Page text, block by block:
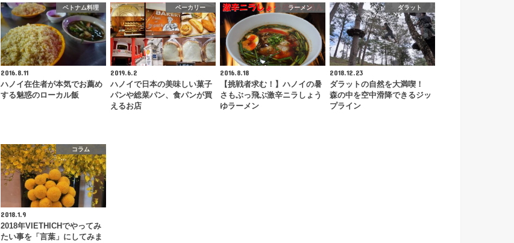
ベトナム料理
2016.8.11
ハノイ在住者が本気でお薦め
する魅惑のローカル飯
ベーカリー
2019.6.2
ハノイで日本の美味しい菓子
パンや総菜パン、食パンが買
えるお店
ラーメン
2016.8.18
【挑戦者求む！】ハノイの暑
さもぶっ飛ぶ激辛ニラしょう
ゆラーメン
ダラット
2018.12.23
ダラットの自然を大満喫！
森の中を空中滑降できるジッ
プライン
コラム
2018.1.9
2018年VIETHICHでやってみ
たい事を「言葉」にしてみま